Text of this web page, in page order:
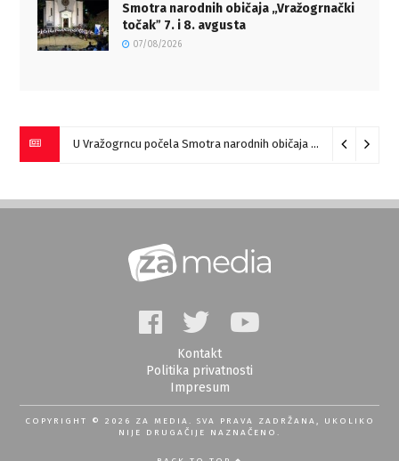
Smotra narodnih običaja „Vražogrnački
točakˮ 7. i 8. avgusta
07/08/2026
U Vražogrncu počela Smotra narodnih običaja „Vražogrnački točak“
Kontakt
Politika privatnosti
Impresum
COPYRIGHT © 2026 ZA MEDIA. SVA PRAVA ZADRŽANA, UKOLIKO
NIJE DRUGAČIJE NAZNAČENO.